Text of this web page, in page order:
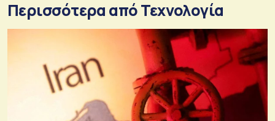
Περισσότερα από Τεχνολογία